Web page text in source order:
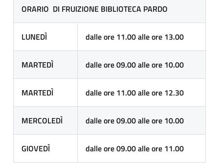
ORARIO DI FRUIZIONE BIBLIOTECA PARDO
LUNEDÌ dalle ore 11.00 alle ore 13.00
MARTEDÌ dalle ore 09.00 alle ore 10.00
MARTEDÌ dalle ore 11.00 alle ore 12.30
MERCOLEDÌ dalle ore 09.00 alle ore 10.00
GIOVEDÌ dalle ore 09.00 alle ore 11.00